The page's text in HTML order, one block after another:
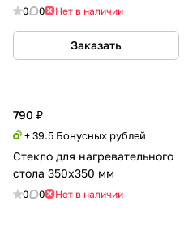
0 0 Нет в наличии
Заказать
790 ₽
+ 39.5 Бонусных рублей
Стекло для нагревательного
стола 350х350 мм
0 0 Нет в наличии